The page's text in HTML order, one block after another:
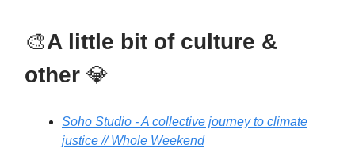
🎨A little bit of culture &
other 💎
Soho Studio - A collective journey to climate
justice // Whole Weekend